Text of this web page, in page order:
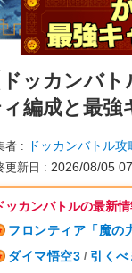
ドッカンバト
編成と最強
者 ドッカンバトル攻
更新日 2026/08/05
ッカンバトルの最新情
フロンティア「魔の
ダイマ悟空3 / 引くべ